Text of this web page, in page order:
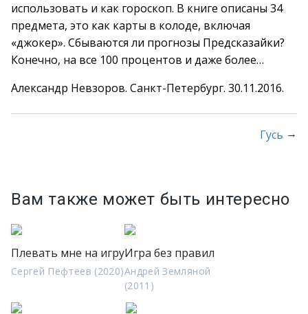
использовать и как гороскоп. В книге описаны 34
предмета, это как карты в колоде, включая
«джокер». Сбываются ли прогнозы Предсказайки?
Конечно, на все 100 процентов и даже более…
Александр Невзоров. Санкт-Петербург. 30.11.2016.
Гусь →
Вам также может быть интересно
Плевать мне на игру
Сергей Пефтеев (2020)
Игра без правил
Андрей Земляной
(2011)